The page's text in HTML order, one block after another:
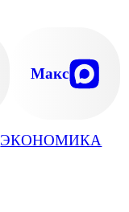
ЭКОНОМИКА
Макс